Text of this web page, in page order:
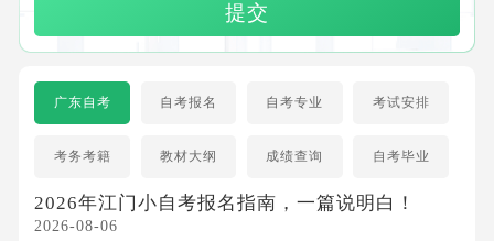
提交
广东自考 自考报名 自考专业 考试安排
考务考籍 教材大纲 成绩查询 自考毕业
2026年江门小自考报名指南，一篇说明白！
2026-08-06